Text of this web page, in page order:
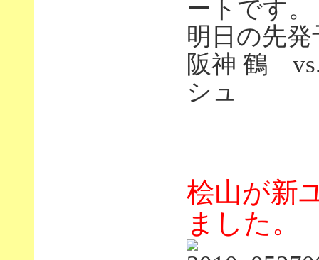
ートです。
明日の先
阪神 鶴
シュ
桧山が新
ました。